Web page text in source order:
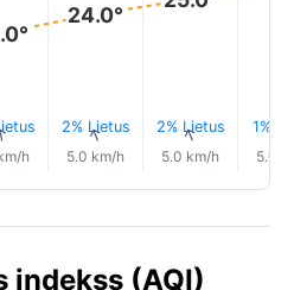
h
24.0°
2% Lietus
↑
5.0 km/h
2% Lietus
↑
5.0 km/h
1%
5.0
indekss (AQI)